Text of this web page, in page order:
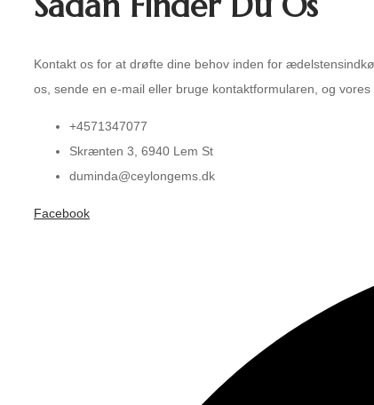
Kontakt os for at drøfte dine behov inden for
os, sende en e-mail eller bruge kontaktformularen, og
+4571347077
Skrænten 3, 6940 Lem St
duminda@ceylongems.dk
Facebook